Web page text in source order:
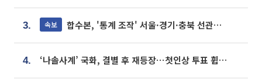
3. 속보 합수본, '통계 조작' 서울·경기·충북 선관위 등 추가 압수수색
4. ‘나솔사계’ 국화, 결별 후 재등장⋯첫인상 투표 휩쓸고 ‘인기녀’ 등극